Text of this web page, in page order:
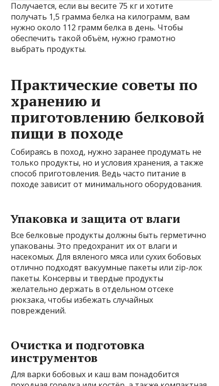
Получается, если вы весите 75 кг и хотите
получать 1,5 грамма белка на килограмм, вам
нужно около 112 грамм белка в день. Чтобы
обеспечить такой объём, нужно грамотно
выбрать продукты.
Практические советы по
хранению и
приготовлению белковой
пищи в походе
Собираясь в поход, нужно заранее продумать не
только продукты, но и условия хранения, а также
способ приготовления. Ведь часто питание в
походе зависит от минимального оборудования.
Упаковка и защита от влаги
Все белковые продукты должны быть герметично
упакованы. Это предохранит их от влаги и
насекомых. Для вяленого мяса или сухих бобовых
отлично подходят вакуумные пакеты или zip-лок
пакеты. Консервы и твердые продукты
желательно держать в отдельном отсеке
рюкзака, чтобы избежать случайных
повреждений.
Очистка и подготовка
инструментов
Для варки бобовых и каш вам понадобится